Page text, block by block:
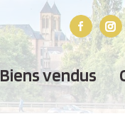
biens vendus